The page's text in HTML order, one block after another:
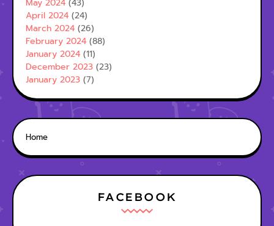
May 2024 (43)
April 2024 (24)
March 2024 (26)
February 2024 (88)
January 2024 (11)
December 2023 (23)
January 2023 (7)
Home
FACEBOOK